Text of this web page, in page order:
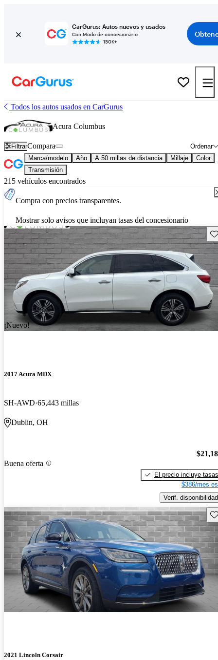
CarGurus: Autos nuevos y usados
Con Modo de concesionario
150K+
Todos los autos usados en CarGurus
Acura Columbus
Filtrar Ordenar
Compara
Marca/modelo Año A 50 millas de distancia Millaje
Color
Transmisión
215 vehículos encontrados
Compra con precios transparentes.
Mostrar solo avisos que incluyan tasas del concesionario
¡Nuevo!
2017 Acura MDX
SH-AWD 65,443 millas
Dublin, OH
Buena oferta
El precio incluye tasas
$386/mes
Verif. disponibilidad
2021 Lincoln Corsair